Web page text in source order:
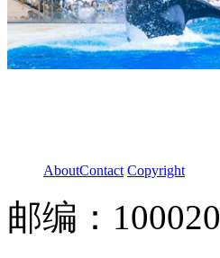
AboutContact Copyright
邮编：100020